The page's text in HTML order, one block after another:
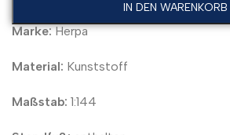
IN DEN WARENKORB
Marke:Herpa
Material: Kunststoff
Maßstab: 1:144